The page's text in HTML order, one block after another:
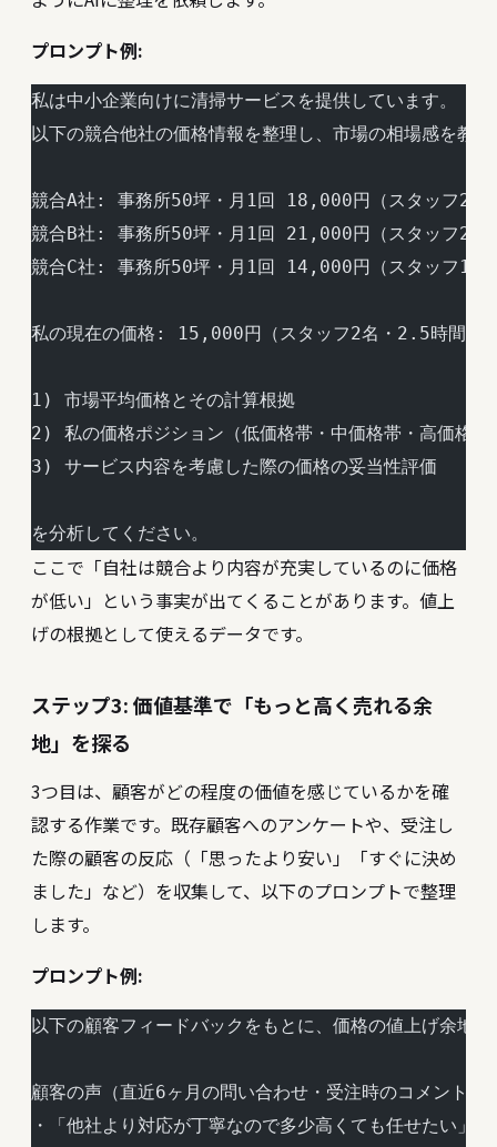
プロンプト例:
私は中小企業向けに清掃サービスを提供しています。
以下の競合他社の価格情報を整理し、市場の相場感を教
競合A社: 事務所50坪・月1回 18,000円（スタッフ2名
競合B社: 事務所50坪・月1回 21,000円（スタッフ2名
競合C社: 事務所50坪・月1回 14,000円（スタッフ1名
私の現在の価格: 15,000円（スタッフ2名・2.5時間）
1) 市場平均価格とその計算根拠
2) 私の価格ポジション（低価格帯・中価格帯・高価格帯
3) サービス内容を考慮した際の価格の妥当性評価
を分析してください。
ここで「自社は競合より内容が充実しているのに価格
が低い」という事実が出てくることがあります。値上
げの根拠として使えるデータです。
ステップ3: 価値基準で「もっと高く売れる余
地」を探る
3つ目は、顧客がどの程度の価値を感じているかを確
認する作業です。既存顧客へのアンケートや、受注し
た際の顧客の反応（「思ったより安い」「すぐに決め
ました」など）を収集して、以下のプロンプトで整理
します。
プロンプト例:
以下の顧客フィードバックをもとに、価格の値上げ余地
顧客の声（直近6ヶ月の問い合わせ・受注時のコメント）:
・「他社より対応が丁寧なので多少高くても任せたい」